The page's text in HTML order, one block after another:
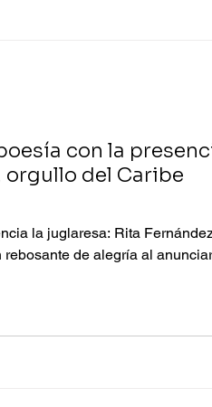
con la
orgullo del Caribe
la juglaresa: Rita
rebosante de alegría al